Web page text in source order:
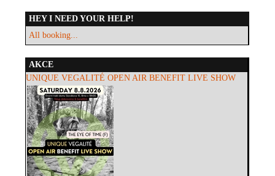
HEY I NEED YOUR HELP!
All booking...
AKCE
UNIQUE VEGALITÉ OPEN AIR BENEFIT LIVE SHOW